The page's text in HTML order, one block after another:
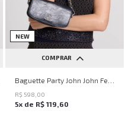
NEW
COMPRAR
UN
R$ 598 00
5x de R$ 119 60